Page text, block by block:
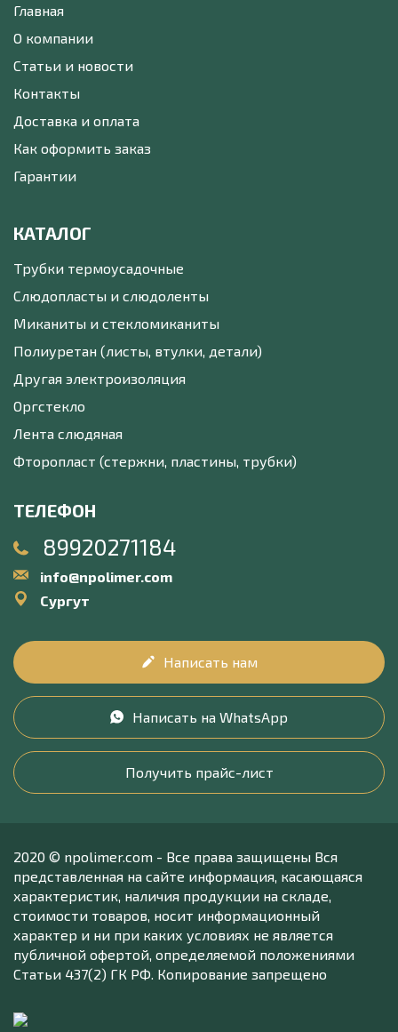
Главная
О компании
Статьи и новости
Контакты
Доставка и оплата
Как оформить заказ
Гарантии
КАТАЛОГ
Трубки термоусадочные
Слюдопласты и слюдоленты
Миканиты и стекломиканиты
Полиуретан (листы, втулки, детали)
Другая электроизоляция
Оргстекло
Лента слюдяная
Фторопласт (стержни, пластины, трубки)
ТЕЛЕФОН
89920271184
info@npolimer.com
Сургут
Написать нам
Написать на WhatsApp
Получить прайс-лист
2020 © npolimer.com - Все права защищены Вся
представленная на сайте информация, касающаяся
характеристик, наличия продукции на складе,
стоимости товаров, носит информационный
характер и ни при каких условиях не является
публичной офертой, определяемой положениями
Статьи 437(2) ГК РФ. Копирование запрещено